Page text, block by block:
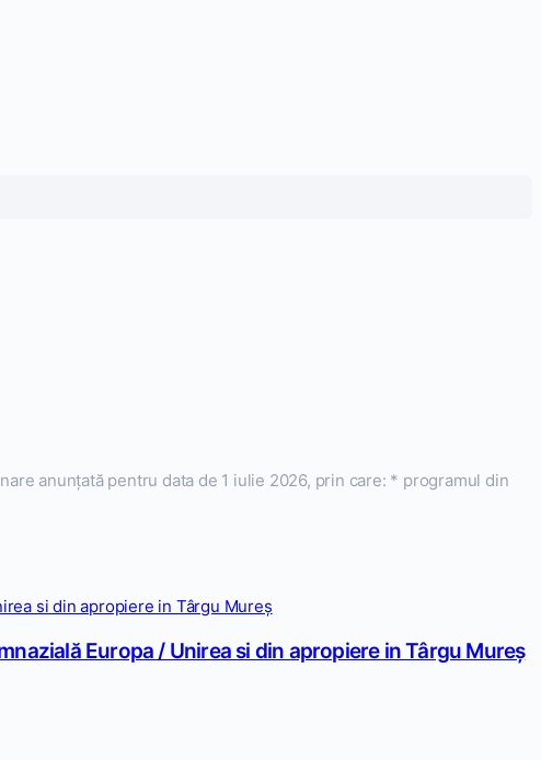
anunțată pentru data de 1 iulie 2026, prin care: * programul din
Europa / Unirea si din apropiere in Târgu Mureș